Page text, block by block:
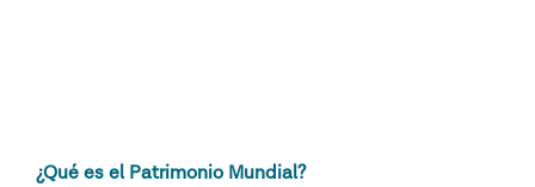
¿Qué es el Patrimonio Mundial?